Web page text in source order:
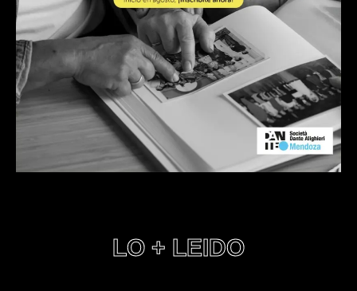
LO + LEIDO